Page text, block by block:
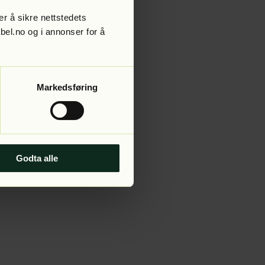
å sikre nettstedets
og i annonser for å
Markedsføring
Godta alle